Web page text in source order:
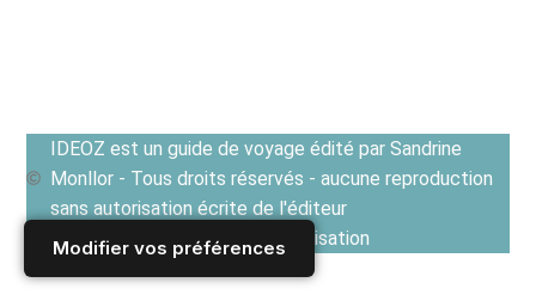
Modifier vos préférences
IDEOZ est un guide de voyage édité par Sandrine
Monllor - Tous droits réservés - aucune reproduction
sans autorisation écrite de l'éditeur
Voir les Conditions générales d'utilisation